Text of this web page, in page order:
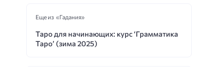
Еще из «Гадания»
Таро для начинающих: курс ‘Грамматика
Таро’ (зима 2025)